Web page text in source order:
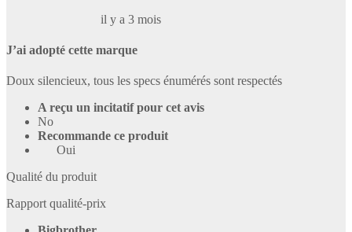
il y a 3 mois
J’ai adopté cette marque
Doux silencieux, tous les specs énumérés sont respectés
A reçu un incitatif pour cet avis
No
Recommande ce produit
Oui
Qualité du produit
Rapport qualité-prix